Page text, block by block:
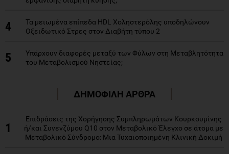
4
Τα μειωμένα επίπεδα HDL Xοληστερόλης υποδηλώνουν
Οξειδωτικό Στρες στον Διαβήτη τύπου 2
5
Υπάρχουν διαφορές μεταξύ των Φύλων στη Μεταβλητότητα
του Μεταβολισμού Νηστείας;
ΔΗΜΟΦΙΛΗ ΑΡΘΡΑ
1
Επιδράσεις της Χορήγησης Συμπληρωμάτων Κουρκουμίνης
ή/και Συνενζύμου Q10 στον Μεταβολικό Έλεγχο σε άτομα με
Μεταβολικό Σύνδρομο: Μια Τυχαιοποιημένη Κλινική Δοκιμή